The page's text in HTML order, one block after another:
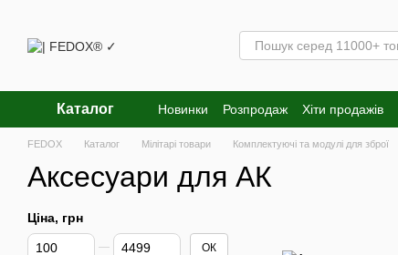
Каталог Новинки Розпродаж Хіти продажів
FEDOX Каталог Мілітарі товари Комплектуючі та модулі для зброї
Аксесуари для АК
Ціна, грн
Від Ціна, грн
До Ціна, грн ОК